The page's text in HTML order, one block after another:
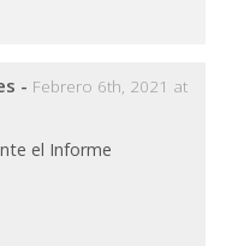
- Febrero 6th, 2021 at
el Informe